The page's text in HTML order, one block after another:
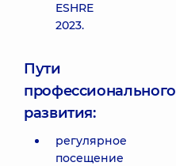
ESHRE
2023.
Пути
профессионального
развития:
регулярное
посещение